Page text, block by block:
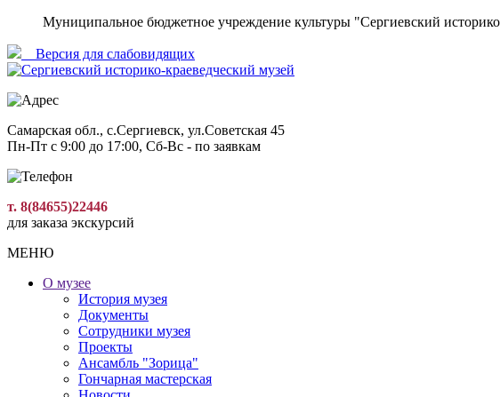
Муниципальное бюджетное учреждение культуры "Сергиевский
Версия для слабовидящиx
Самарская обл., с.Сергиевск, ул.Советская 45
Пн-Пт с 9:00 до 17:00, Сб-Вс - по заявкам
т. 8(84655)22446
для заказа экскурсий
МЕНЮ
О музее
История музея
Документы
Сотрудники музея
Проекты
Ансамбль "Зорица"
Гончарная мастерская